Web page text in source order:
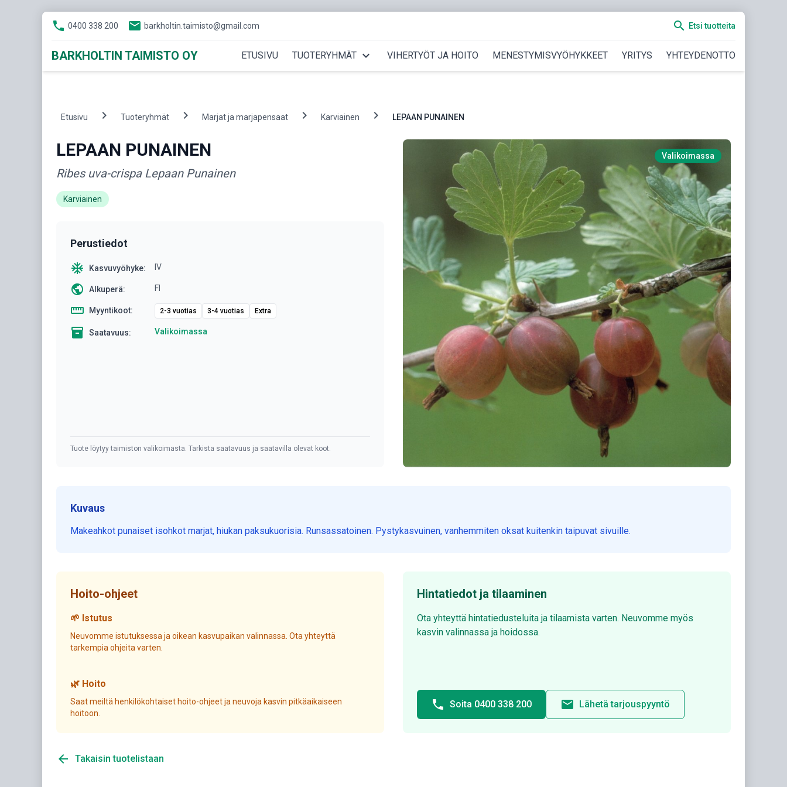
phone 0400 338 200 email barkholtin.taimisto@gmail.com search Etsi tuotteita
BARKHOLTIN TAIMISTO OY ETUSIVU TUOTERYHMÄT expand_more VIHERTYÖT JA HOITO MENESTYMISVYÖHYKKEET YRITYS YHTEYDENOTTO
Etusivu chevron_right Tuoteryhmät chevron_right Marjat ja marjapensaat chevron_right Karviainen chevron_right LEPAAN PUNAINEN
LEPAAN PUNAINEN
Ribes uva-crispa Lepaan Punainen
Karviainen
Perustiedot
ac_unit Kasvuvyöhyke: IV
public Alkuperä: FI
straighten Myyntikoot: 2-3 vuotias 3-4 vuotias Extra
inventory Saatavuus: Valikoimassa
Tuote löytyy taimiston valikoimasta. Tarkista saatavuus ja saatavilla olevat koot.
Valikoimassa
Kuvaus
Makeahkot punaiset isohkot marjat, hiukan paksukuorisia. Runsassatoinen. Pystykasvuinen, vanhemmiten oksat kuitenkin taipuvat sivuille.
Hoito-ohjeet
🌱 Istutus
Neuvomme istutuksessa ja oikean kasvupaikan valinnassa. Ota yhteyttä
tarkempia ohjeita varten.
🌿 Hoito
Saat meiltä henkilökohtaiset hoito-ohjeet ja neuvoja kasvin pitkäaikaiseen
hoitoon.
Hintatiedot ja tilaaminen
Ota yhteyttä hintatiedusteluita ja tilaamista varten. Neuvomme myös
kasvin valinnassa ja hoidossa.
phone Soita 0400 338 200 email Lähetä tarjouspyyntö
arrow_back Takaisin tuotelistaan